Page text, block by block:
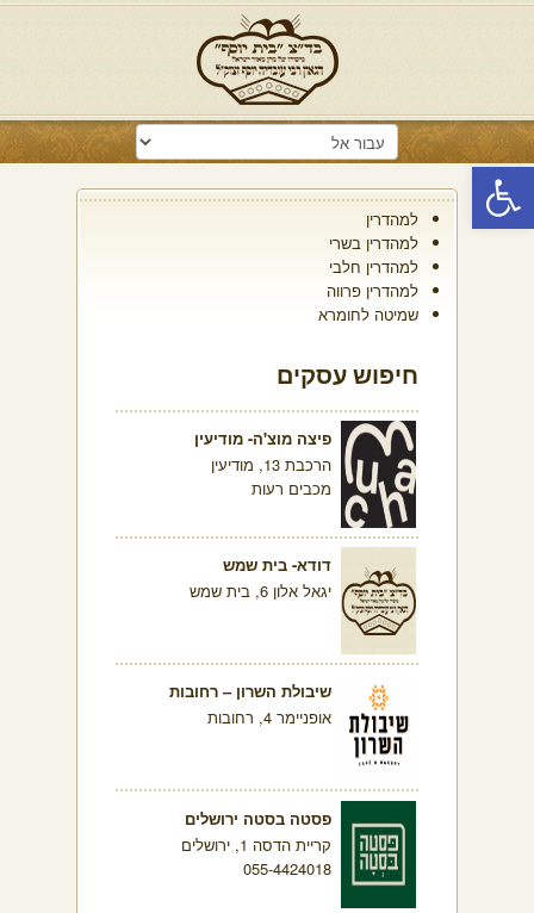
פתח סרגל נגישות
למהדרין
למהדרין בשרי
למהדרין חלבי
למהדרין פרווה
שמיטה לחומרא
חיפוש עסקים
פיצה מוצ'ה- מודיעין
הרכבת 13, מודיעין
מכבים רעות
דודא- בית שמש
יגאל אלון 6, בית שמש
שיבולת השרון – רחובות
אופניימר 4, רחובות
פסטה בסטה ירושלים
קריית הדסה 1, ירושלים
055-4424018